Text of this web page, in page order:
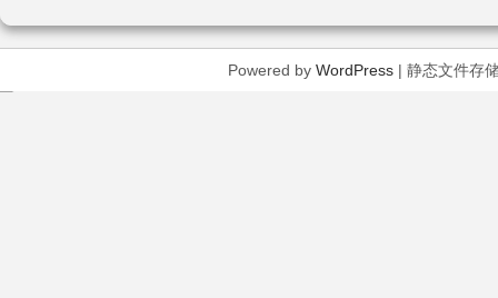
Powered by WordPress| 静态文件存